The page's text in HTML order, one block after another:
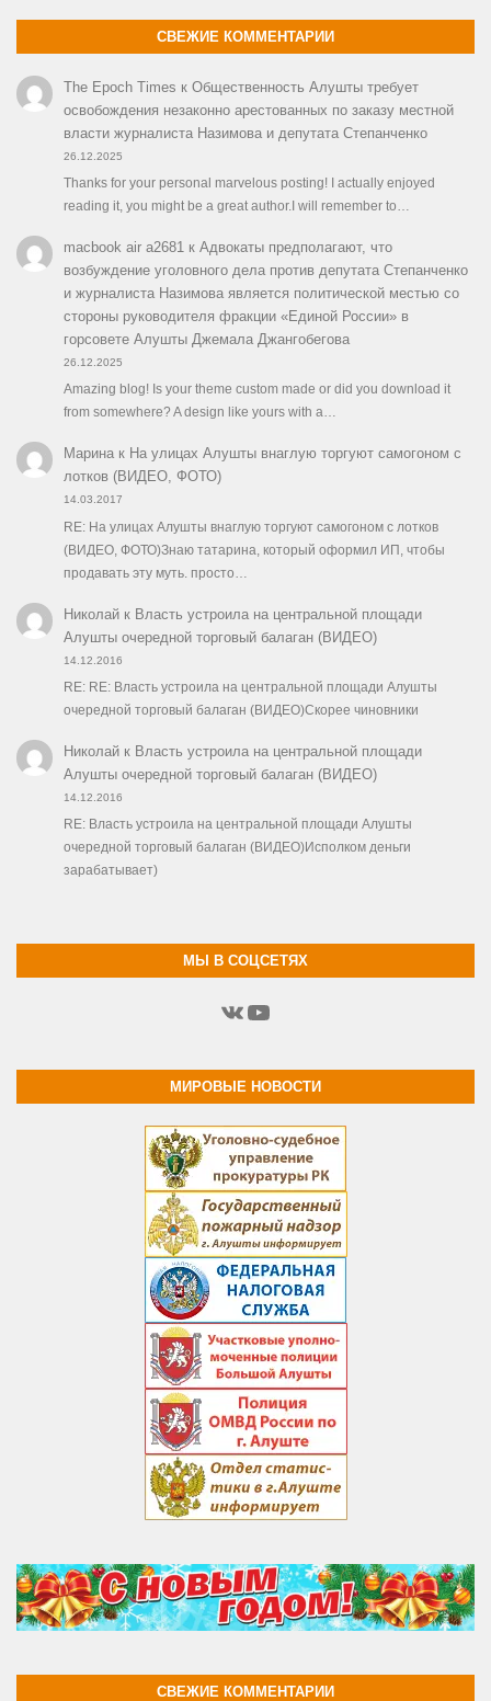
СВЕЖИЕ КОММЕНТАРИИ
The Epoch Times к Общественность Алушты требует
освобождения незаконно арестованных по заказу местной
власти журналиста Назимова и депутата Степанченко
26.12.2025
Thanks for your personal marvelous posting! I actually enjoyed
reading it, you might be a great author.I will remember to…
macbook air a2681к Адвокаты предполагают, что
возбуждение уголовного дела против депутата Степанченко
и журналиста Назимова является политической местью со
стороны руководителя фракции «Единой России» в
горсовете Алушты Джемала Джангобегова
26.12.2025
Amazing blog! Is your theme custom made or did you download it
from somewhere? A design like yours with a…
Маринак На улицах Алушты внаглую торгуют самогоном с
лотков (ВИДЕО, ФОТО)
14.03.2017
RE: На улицах Алушты внаглую торгуют самогоном с лотков
(ВИДЕО, ФОТО)Знаю татарина, который оформил ИП, чтобы
продавать эту муть. просто…
Николайк Власть устроила на центральной площади
Алушты очередной торговый балаган (ВИДЕО)
14.12.2016
RE: RE: Власть устроила на центральной площади Алушты
очередной торговый балаган (ВИДЕО)Скорее чиновники
Николайк Власть устроила на центральной площади
Алушты очередной торговый балаган (ВИДЕО)
14.12.2016
RE: Власть устроила на центральной площади Алушты
очередной торговый балаган (ВИДЕО)Исполком деньги
зарабатывает)
МЫ В СОЦСЕТЯХ
ВКонтакте
YouTube
МИРОВЫЕ НОВОСТИ
СВЕЖИЕ КОММЕНТАРИИ